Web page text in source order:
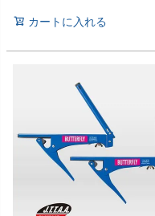
カートに入れる